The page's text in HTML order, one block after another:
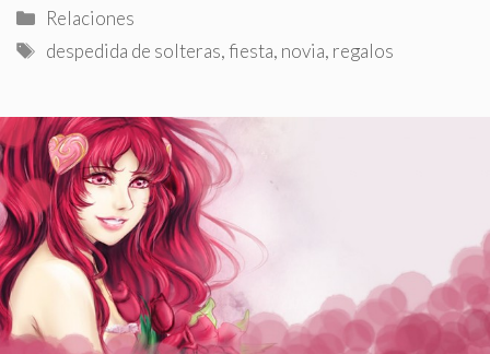
Categorías
Relaciones
Etiquetas
despedida de solteras,fiesta, novia, regalos